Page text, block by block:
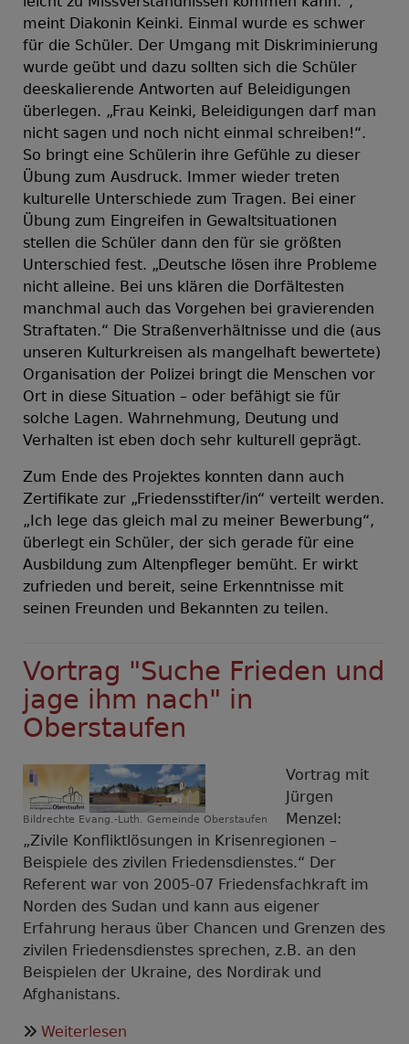
meint Diakonin Keinki. Einmal wurde es schwer
für die Schüler. Der Umgang mit Diskriminierung
wurde geübt und dazu sollten sich die Schüler
deeskalierende Antworten auf Beleidigungen
überlegen. „Frau Keinki, Beleidigungen darf man
nicht sagen und noch nicht einmal schreiben!“.
So bringt eine Schülerin ihre Gefühle zu dieser
Übung zum Ausdruck. Immer wieder treten
kulturelle Unterschiede zum Tragen. Bei einer
Übung zum Eingreifen in Gewaltsituationen
stellen die Schüler dann den für sie größten
Unterschied fest. „Deutsche lösen ihre Probleme
nicht alleine. Bei uns klären die Dorfältesten
manchmal auch das Vorgehen bei gravierenden
Straftaten.“ Die Straßenverhältnisse und die (aus
unseren Kulturkreisen als mangelhaft bewertete)
Organisation der Polizei bringt die Menschen vor
Ort in diese Situation – oder befähigt sie für
solche Lagen. Wahrnehmung, Deutung und
Verhalten ist eben doch sehr kulturell geprägt.
Zum Ende des Projektes konnten dann auch
Zertifikate zur „Friedensstifter/in“ verteilt werden.
„Ich lege das gleich mal zu meiner Bewerbung“,
überlegt ein Schüler, der sich gerade für eine
Ausbildung zum Altenpfleger bemüht. Er wirkt
zufrieden und bereit, seine Erkenntnisse mit
seinen Freunden und Bekannten zu teilen.
Vortrag "Suche Frieden und
jage ihm nach" in
Oberstaufen
Bildrechte Evang.-Luth. Gemeinde Oberstaufen
Vortrag mit
Jürgen
Menzel:
„Zivile Konfliktlösungen in Krisenregionen –
Beispiele des zivilen Friedensdienstes.“ Der
Referent war von 2005-07 Friedensfachkraft im
Norden des Sudan und kann aus eigener
Erfahrung heraus über Chancen und Grenzen des
zivilen Friedensdienstes sprechen, z.B. an den
Beispielen der Ukraine, des Nordirak und
Afghanistans.
Weiterlesen